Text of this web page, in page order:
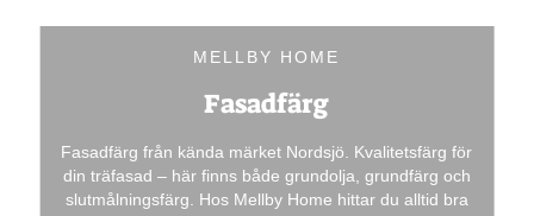
MELLBY HOME
Fasadfärg
Fasadfärg från kända märket Nordsjö. Kvalitetsfärg för
din träfasad – här finns både grundolja, grundfärg och
slutmålningsfärg. Hos Mellby Home hittar du alltid bra